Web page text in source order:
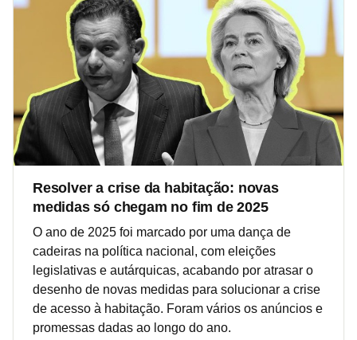
Resolver a crise da habitação: novas
medidas só chegam no fim de 2025
O ano de 2025 foi marcado por uma dança de
cadeiras na política nacional, com eleições
legislativas e autárquicas, acabando por atrasar o
desenho de novas medidas para solucionar a crise
de acesso à habitação. Foram vários os anúncios e
promessas dadas ao longo do ano.